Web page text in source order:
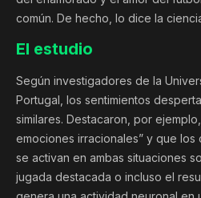
común. De hecho, lo dice la
El estudio
Según investigadores de la
Portugal, los sentimientos
similares. Destacaron, por
emociones irracionales” y que
se activan en ambas situaciones
jugada destacada o incluso el